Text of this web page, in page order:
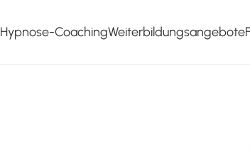
Hypnose-CoachingWeiterbildungsangebote